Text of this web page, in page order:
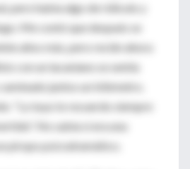
pero había algo de ridículo y
Me contó que después se
años más, pero recién ahora
con un lacaniano se sentía
juntos un kilómetro.
“Lo tuyo lo recuerdo siempre
No sabía si era una
piropo psicodramático.